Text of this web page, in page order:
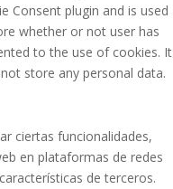
Consent plugin and is used
whether or not user has
to the use of cookies. It
store any personal data.
ciertas funcionalidades,
en plataformas de redes
de terceros.